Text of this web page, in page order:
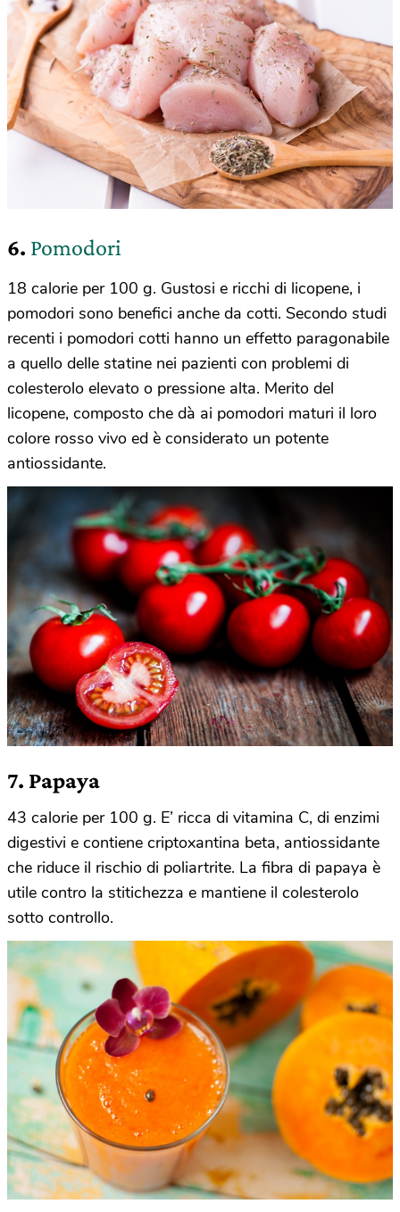
6. Pomodori
18 calorie per 100 g. Gustosi e ricchi di licopene, i
pomodori sono benefici anche da cotti. Secondo studi
recenti i pomodori cotti hanno un effetto paragonabile
a quello delle statine nei pazienti con problemi di
colesterolo elevato o pressione alta. Merito del
licopene, composto che dà ai pomodori maturi il loro
colore rosso vivo ed è considerato un potente
antiossidante.
7. Papaya
43 calorie per 100 g. E’ ricca di vitamina C, di enzimi
digestivi e contiene criptoxantina beta, antiossidante
che riduce il rischio di poliartrite. La fibra di papaya è
utile contro la stitichezza e mantiene il colesterolo
sotto controllo.